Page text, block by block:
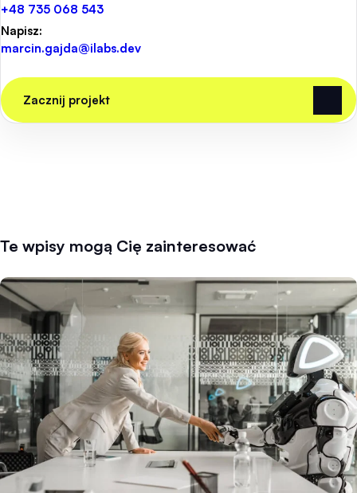
+48 735 068 543
Napisz:
marcin.gajda@ilabs.dev
Zacznij projekt
Te wpisy mogą Cię zainteresować